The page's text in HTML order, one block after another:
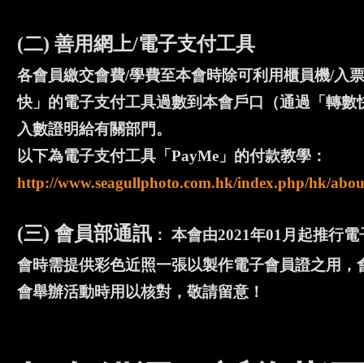
(二) 善用網上/電子支付工具
各會員繳交會費/學費至本會時除可利用櫃員機/入
快」的電子支付工具過數到本會戶口（通過「轉
入數證明給有關部門。
以下為電子支付工具「PayMe」的付款教學：
http://www.seagullphoto.com.hk/index.php/hk/
(三) 會員部通訊： 本會由2021年01月起推行
會時需提供彩色近照一張以製作電子會員證之用
會舉辦活動時用以核對，敬請留意！